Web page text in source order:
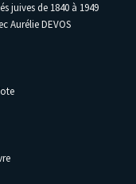
juives de 1840 à 1949
Aurélie DEVOS